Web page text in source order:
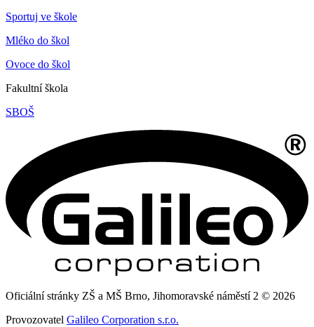
Sportuj ve škole
Mléko do škol
Ovoce do škol
Fakultní škola
SBOŠ
Oficiální stránky ZŠ a MŠ Brno, Jihomoravské náměstí 2 © 2026
Provozovatel Galileo Corporation s.r.o.